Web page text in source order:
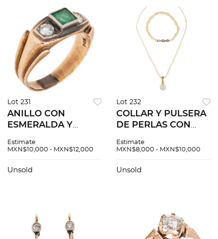
Lot 231
ANILLO CON
ESMERALDA Y
AMARILLO DE14K,
PALADIO. Una
Estimate
MXN$10,000 - MXN$12,000
Unsold
Lot 232
COLLAR Y PULSERA
DE PERLAS CON
BLANCO DE 14K, 9K
cultivadas
Estimate
MXN$8,000 - MXN$10,000
Unsold